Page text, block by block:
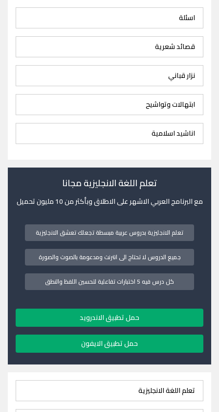
اسئلة
قصائد شعرية
نزار قباني
ابتهالات وتواشيح
اناشيد اسلامية
تعلم اللغة الانجليزية مجانا
مع البرنامج العربي الاشهر على الاطلاق وبأكثر من 10 مليون تحميل
تعلم الانجليزية بدروس عربية مبسطة تجعلك تعشق الانجليزية
جميع الدروس لا تحتاج الى انترنت ومدعومة بالصوت والصورة
كل درس فيه 5 اختبارات تفاعلية لتحسين اللفظ والنطق
حمل تطبيق الاندرويد
حمل تطبيق الايفون
تعلم اللغة الانجليزية